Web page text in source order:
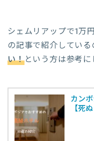
シェムリアップで1万
の記事で紹介している
い！という方は参考に
カン
【死